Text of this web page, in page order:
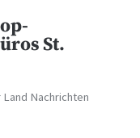
St.
Land Nachrichten